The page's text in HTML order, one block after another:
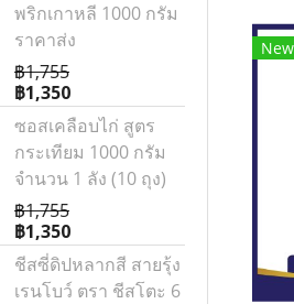
New
พริกเกาหลี 1000 กรัม
ราคาส่ง
฿1,755
฿1,350
ซอสเคลือบไก่ สูตร
กระเทียม 1000 กรัม
จำนวน 1 ลัง (10 ถุง)
฿1,755
฿1,350
ชีสซี่ดิปหลากสี สายรุ้ง
เรนโบว์ ตรา ชีสโตะ 6